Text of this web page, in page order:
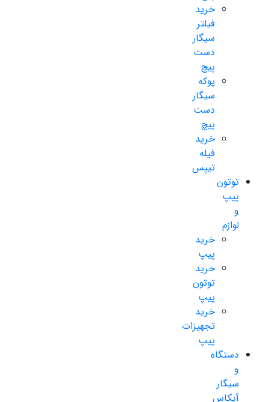
خرید
فیلتر
سیگار
دست
پیچ
پوکه
سیگار
دست
پیچ
خرید
فیله
تیپس
توتون
پیپ
و
لوازم
خرید
پیپ
خرید
توتون
پیپ
خرید
تجهیزات
پیپ
دستگاه
و
سیگار
آیکاس